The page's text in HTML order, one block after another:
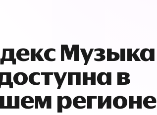
Музыка
в
регионе